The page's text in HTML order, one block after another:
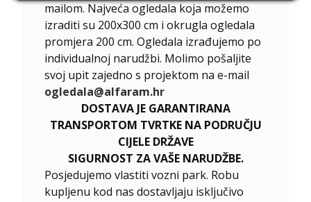
mailom. Najveća ogledala koja možemo
izraditi su 200x300 cm i okrugla ogledala
promjera 200 cm. Ogledala izrađujemo po
individualnoj narudžbi. Molimo pošaljite
svoj upit zajedno s projektom na e-mail
ogledala@alfaram.hr
DOSTAVA JE GARANTIRANA
TRANSPORTOM TVRTKE NA PODRUČJU
CIJELE DRŽAVE
SIGURNOST ZA VAŠE NARUDŽBE.
Posjedujemo vlastiti vozni park. Robu
kupljenu kod nas dostavljaju isključivo